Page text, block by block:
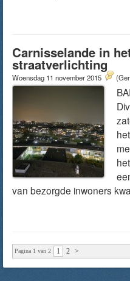
Carnisselande in
straatverlichting
Woensdag 11 november 2015
van bezorgde inwoners
Pagina 1 van 2 1 2 >